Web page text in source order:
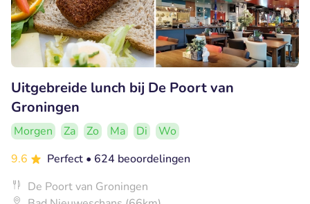
Uitgebreide lunch bij De Poort van
Groningen
Morgen Za Zo Ma Di
Wo
9.6
Perfect • 624 beoordelingen
De Poort van Groningen